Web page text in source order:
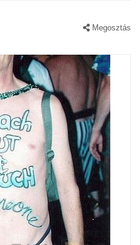
Megosztás